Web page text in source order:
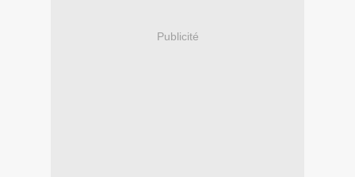
Publicité